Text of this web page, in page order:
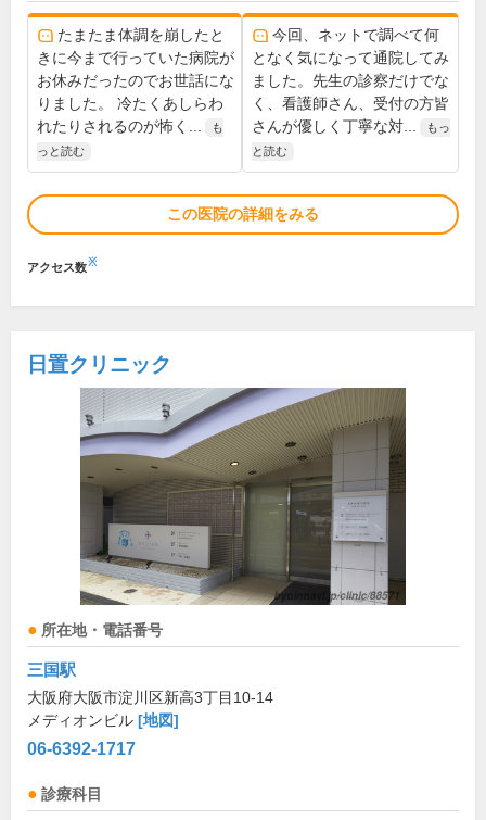
たまたま体調を崩したと
きに今まで行っていた病院が
お休みだったのでお世話にな
りました。 冷たくあしらわ
れたりされるのが怖く...
も
っと読む
今回、ネットで調べて何
となく気になって通院してみ
ました。先生の診察だけでな
く、看護師さん、受付の方皆
さんが優しく丁寧な対...
もっ
と読む
この医院の詳細をみる
アクセス数※
日置クリニック
所在地・電話番号
三国駅
大阪府大阪市淀川区新高3丁目10-14
メディオンビル [地図]
06-6392-1717
診療科目